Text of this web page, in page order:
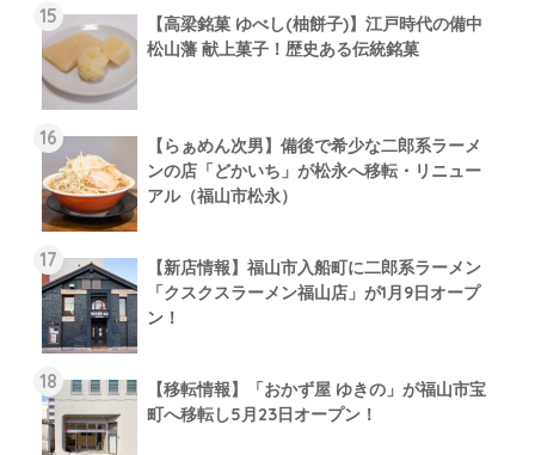
【高梁銘菓 ゆべし(柚餅子)】江戸時代の備中
松山藩 献上菓子！歴史ある伝統銘菓
【らぁめん次男】備後で希少な二郎系ラーメ
ンの店「どかいち」が松永へ移転・リニュー
アル（福山市松永）
【新店情報】福山市入船町に二郎系ラーメン
「クスクスラーメン福山店」が1月9日オープ
ン！
【移転情報】「おかず屋 ゆきの」が福山市宝
町へ移転し5月23日オープン！